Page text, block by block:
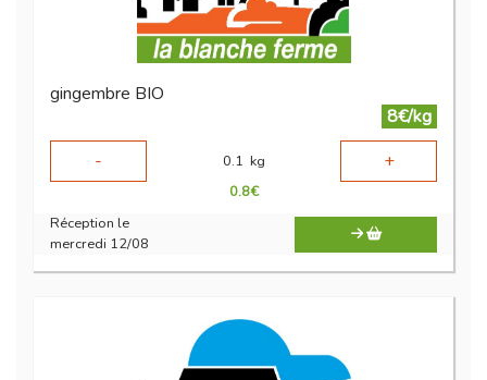
gingembre BIO
8€/kg
-
0.1 kg +
0.8€
Réception le
mercredi 12/08